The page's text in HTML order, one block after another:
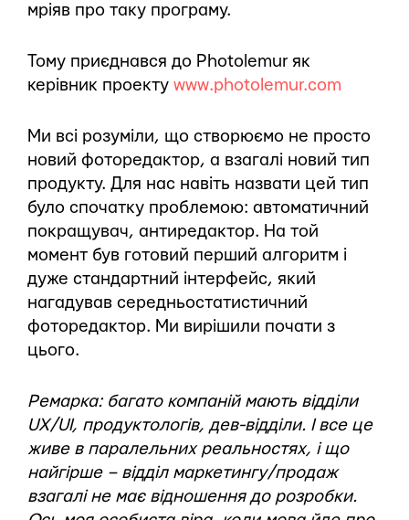
мріяв про таку програму.
Тому приєднався до Photolemur як
керівник проекту www.photolemur.com
Ми всі розуміли, що створюємо не просто
новий фоторедактор, а взагалі новий тип
продукту. Для нас навіть назвати цей тип
було спочатку проблемою: автоматичний
покращувач, антиредактор. На той
момент був готовий перший алгоритм і
дуже стандартний інтерфейс, який
нагадував середньостатистичний
фоторедактор. Ми вирішили почати з
цього.
Ремарка: багато компаній мають відділи
UX/UI, продуктологів, дев-відділи. І все це
живе в паралельних реальностях, і що
найгірше – відділ маркетингу/продаж
взагалі не має відношення до розробки.